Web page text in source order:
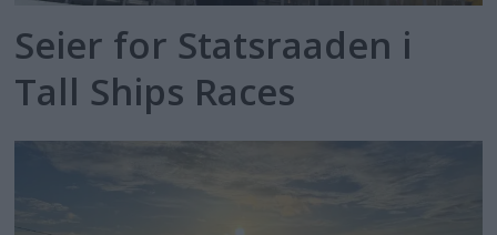
Seier for Statsraaden i
Tall Ships Races